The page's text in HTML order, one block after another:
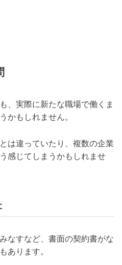
、実際に新たな職場で働くま
かもしれません。
は違っていたり、複数の企業
感じてしまうかもしれませ
なすなど、書面の契約書がな
あります。